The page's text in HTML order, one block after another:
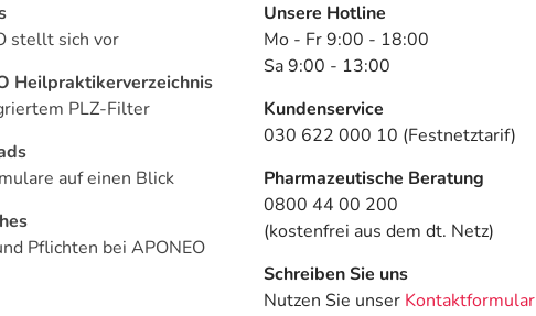
stellt sich vor
Heilpraktikerverzeichnis
PLZ-Filter
auf einen Blick
Pflichten bei APONEO
Unsere Hotline
Mo - Fr 9:00 - 18:00
Sa 9:00 - 13:00
Kundenservice
030 622 000 10 (Festnetztarif)
Pharmazeutische Beratung
0800 44 00 200
(kostenfrei aus dem dt. Netz)
Schreiben Sie uns
Nutzen Sie unser Kontaktformular